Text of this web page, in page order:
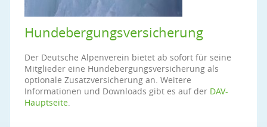
Hundebergungsversicherung
Der Deutsche Alpenverein bietet ab sofort für seine
Mitglieder eine Hundebergungsversicherung als
optionale Zusatzversicherung an. Weitere
Informationen und Downloads gibt es auf der DAV-
Hauptseite.